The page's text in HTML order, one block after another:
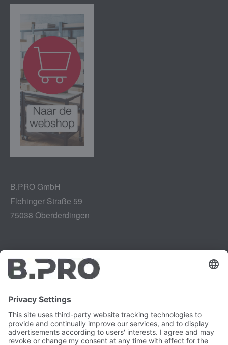
B.PRO GmbH
Flehinger Straße 59
75038 Oberderdingen
Impressum
Gegevensbescherming
Juridisch
Kwetsbaarheidsrapport
Carrière
YouTube